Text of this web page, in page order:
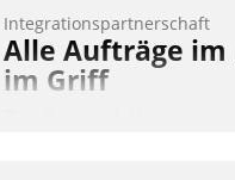
Integrationspartnerschaft
Alle Aufträge im
im Griff